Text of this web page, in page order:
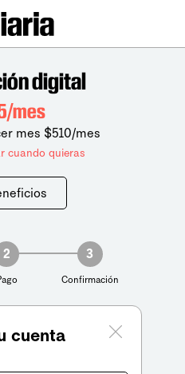
digital
mes
mes $510/mes
cuando quieras
2 3
Confirmación
cuenta